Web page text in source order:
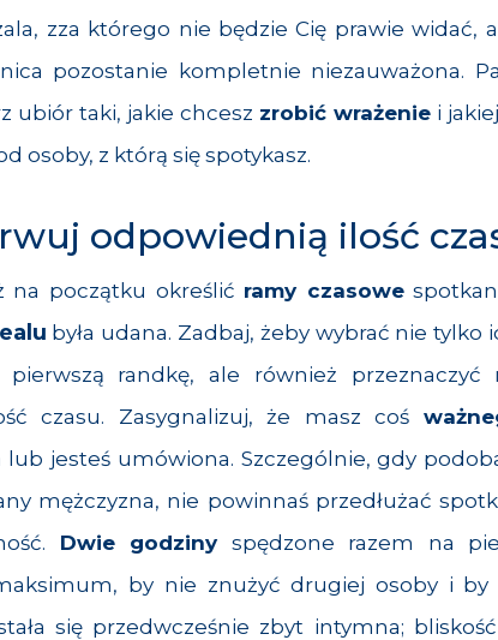
zza którego nie będzie Cię prawie widać,
pozostanie kompletnie niezauważona.
ubiór taki, jakie chcesz zrobić wrażenie i
osoby, z którą się spotykasz.
odpowiednią ilość
na początku określić ramy czasowe
była udana. Zadbaj, żeby wybrać nie tylko
randkę, ale również przeznaczyć
czasu. Zasygnalizuj, że masz coś
lub jesteś umówiona. Szczególnie, gdy
mężczyzna, nie powinnaś przedłużać
Dwie godzinyspędzone razem na
by nie znużyć drugiej osoby i by
się przedwcześnie zbyt intymna;